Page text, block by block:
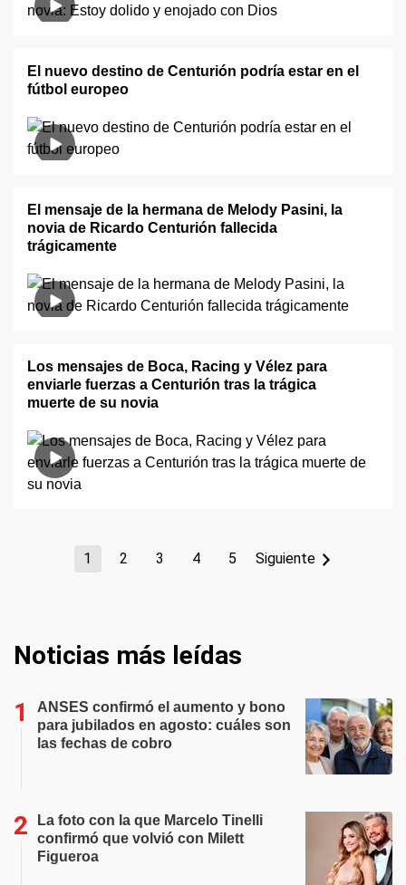
El nuevo destino de Centurión podría estar en el
fútbol europeo
El mensaje de la hermana de Melody Pasini, la
novia de Ricardo Centurión fallecida
trágicamente
Los mensajes de Boca, Racing y Vélez para
enviarle fuerzas a Centurión tras la trágica
muerte de su novia
1 2 3 4 5 Siguiente
Noticias más leídas
ANSES confirmó el aumento y bono
para jubilados en agosto: cuáles son
las fechas de cobro
La foto con la que Marcelo Tinelli
confirmó que volvió con Milett
Figueroa